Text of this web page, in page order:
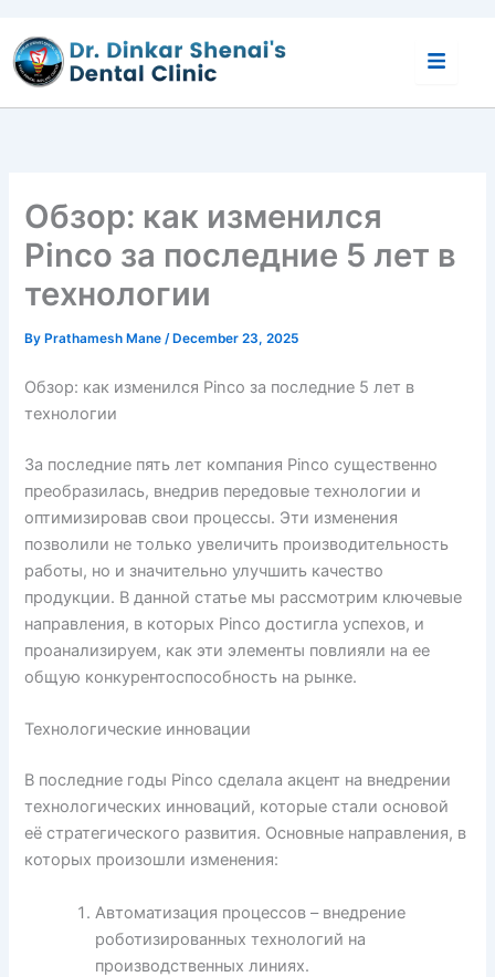
content
Обзор: как изменился
Pinco за последние 5 лет в
технологии
ByPrathamesh Mane/December 23, 2025
Обзор: как изменился Pinco за последние 5 лет в
технологии
За последние пять лет компания Pinco существенно
преобразилась, внедрив передовые технологии и
оптимизировав свои процессы. Эти изменения
позволили не только увеличить производительность
работы, но и значительно улучшить качество
продукции. В данной статье мы рассмотрим ключевые
направления, в которых Pinco достигла успехов, и
проанализируем, как эти элементы повлияли на ее
общую конкурентоспособность на рынке.
Технологические инновации
В последние годы Pinco сделала акцент на внедрении
технологических инноваций, которые стали основой
её стратегического развития. Основные направления, в
которых произошли изменения:
Автоматизация процессов – внедрение
роботизированных технологий на
производственных линиях.